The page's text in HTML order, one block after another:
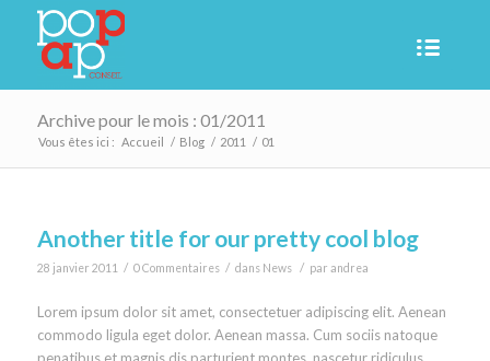
Archive pour le mois : 01/2011
Vous êtes ici : Accueil / Blog / 2011 / 01
Another title for our pretty cool blog
28 janvier 2011 / 0 Commentaires / dans News / par andrea
Lorem ipsum dolor sit amet, consectetuer adipiscing elit. Aenean
commodo ligula eget dolor. Aenean massa. Cum sociis natoque